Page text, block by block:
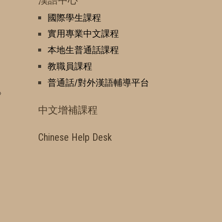
國際學生課程
實用專業中文課程
本地生普通話課程
教職員課程
普通話/對外漢語輔導平台
中文增補課程
Chinese Help Desk